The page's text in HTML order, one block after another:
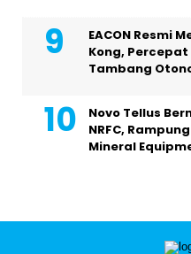
EACON Resmi
Kong,
Tambang
Novo Tellus
NRFC,
Mineral